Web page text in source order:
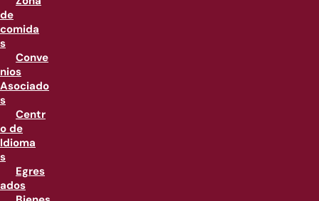
de
comida
s
Conve
nios
Asociado
s
Centr
o de
Idioma
s
Egres
ados